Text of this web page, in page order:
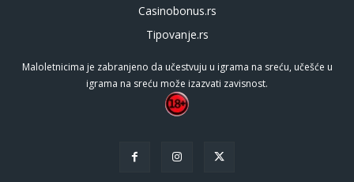
Casinobonus.rs
Tipovanje.rs
Maloletnicima je zabranjeno da učestvuju u igrama na sreću, učešće u
igrama na sreću može izazvati zavisnost.